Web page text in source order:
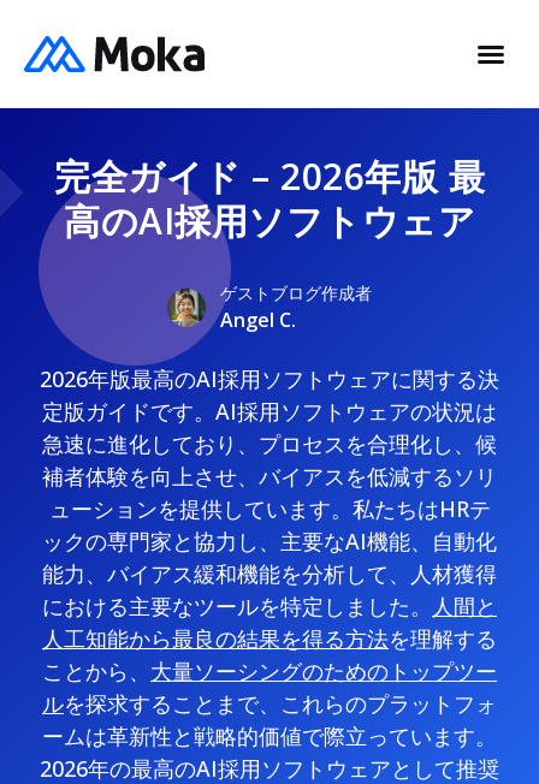
完全ガイド – 2026年版 最
高のAI採用ソフトウェア
ゲストブログ作成者
Angel C.
2026年版最高のAI採用ソフトウェアに関する決
定版ガイドです。AI採用ソフトウェアの状況は
急速に進化しており、プロセスを合理化し、候
補者体験を向上させ、バイアスを低減するソリ
ューションを提供しています。私たちはHRテ
ックの専門家と協力し、主要なAI機能、自動化
能力、バイアス緩和機能を分析して、人材獲得
における主要なツールを特定しました。
人間と
人工知能から最良の結果を得る方法を理解する
ことから、 大量ソーシングのためのトップツー
ルを探求することまで、これらのプラットフォ
ームは革新性と戦略的価値で際立っています。
2026年の最高のAI採用ソフトウェアとして推奨